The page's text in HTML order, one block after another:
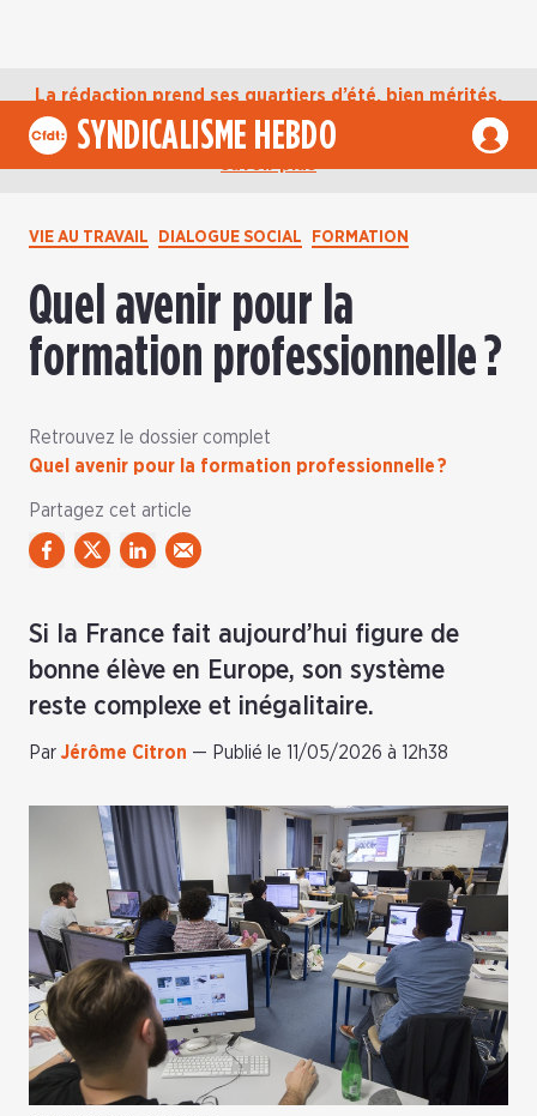
La rédaction prend ses quartiers d’été, bien mérités,
jusqu’au mardi 1er septembre. D’ici là, retrouvez
l’actualité de la CFDT sur notre compte Bluesky. En
SYNDICALISME HEBDO
VIE AU TRAVAIL DIALOGUE SOCIAL FORMATION
Quel avenir pour la
formation professionnelle ?
Retrouvez le dossier complet
Quel avenir pour la formation professionnelle ?
Partagez cet article
Si la France fait aujourd’hui figure de
bonne élève en Europe, son système
reste complexe et inégalitaire.
Par Jérôme Citron — Publié le 11/05/2026 à 12h38